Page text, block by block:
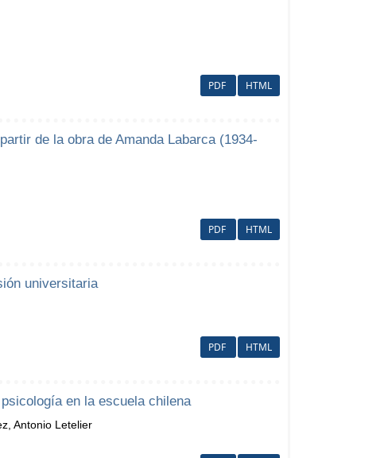
PDF HTML
de la obra de Amanda Labarca (1934-
PDF HTML
universitaria
PDF HTML
en la escuela chilena
Antonio Letelier